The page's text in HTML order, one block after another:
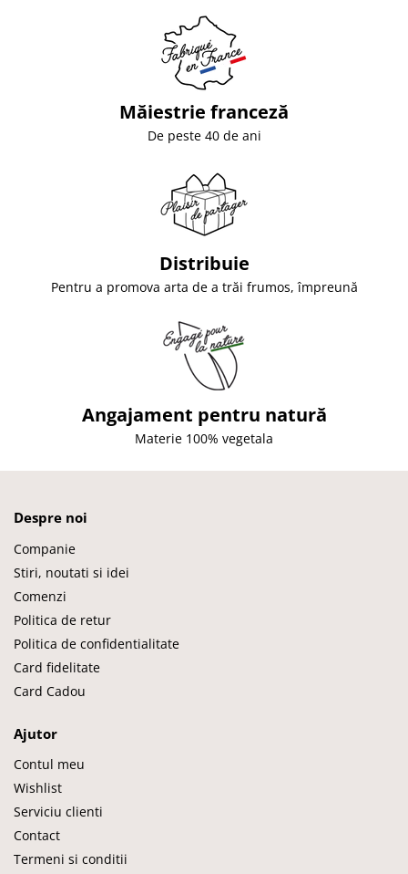
Măiestrie franceză
De peste 40 de ani
Distribuie
Pentru a promova arta de a trăi frumos, împreună
Angajament pentru natură
Materie 100% vegetala
Despre noi
Companie
Stiri, noutati si idei
Comenzi
Politica de retur
Politica de confidentialitate
Card fidelitate
Card Cadou
Ajutor
Contul meu
Wishlist
Serviciu clienti
Contact
Termeni si conditii